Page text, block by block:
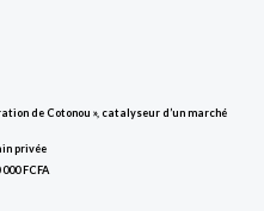
de Cotonou », catalyseur d’un marché
privée
FCFA